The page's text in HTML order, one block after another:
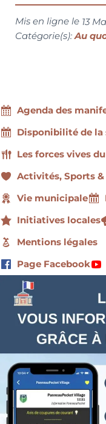
Mis en ligne le 13
Catégorie(s):Au
Agenda des
Disponibilité de la
Les forces vives
Activités, Sports
Vie municipale
Initiatives locales
Mentions légales
Page Facebook